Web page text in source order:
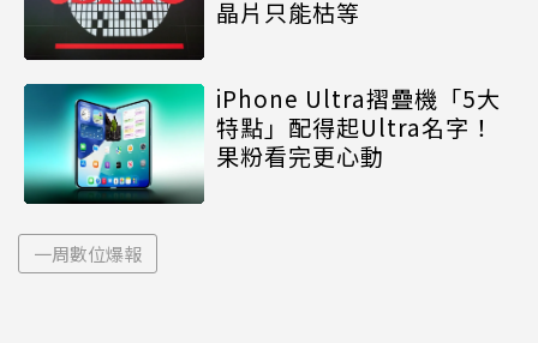
晶片只能枯等
iPhone Ultra摺疊機「5大
特點」配得起Ultra名字！
果粉看完更心動
一周數位爆報